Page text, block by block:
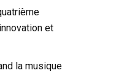
et
la musique